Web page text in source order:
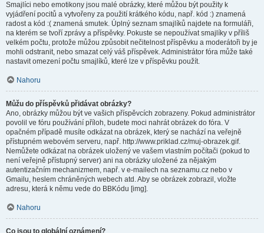
Smajlíci nebo emotikony jsou malé obrázky, které můžou být použity k
vyjádření pocitů a vytvořeny za použití krátkého kódu, např. kód :) znamená
radost a kód :( znamená smutek. Úplný seznam smajlíků najdete na formuláři,
na kterém se tvoří zprávy a příspěvky. Pokuste se nepoužívat smajlíky v příliš
velkém počtu, protože můžou způsobit nečitelnost příspěvku a moderátoři by je
mohli odstranit, nebo smazat celý váš příspěvek. Administrátor fóra může také
nastavit omezení počtu smajlíků, které lze v příspěvku použít.
Nahoru
Můžu do příspěvků přidávat obrázky?
Ano, obrázky můžou být ve vašich příspěvcích zobrazeny. Pokud administrátor
povolil ve fóru používání příloh, budete moci nahrát obrázek do fóra. V
opačném případě musíte odkázat na obrázek, který se nachází na veřejně
přístupném webovém serveru, např. http://www.priklad.cz/muj-obrazek.gif.
Nemůžete odkázat na obrázek uložený ve vašem vlastním počítači (pokud to
není veřejně přístupný server) ani na obrázky uložené za nějakým
autentizačním mechanizmem, např. v e-mailech na seznamu.cz nebo v
Gmailu, heslem chráněných webech atd. Aby se obrázek zobrazil, vložte
adresu, která k němu vede do BBKódu [img].
Nahoru
Co jsou to globální oznámení?